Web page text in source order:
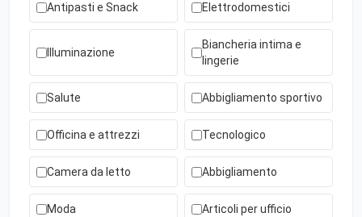
Antipasti e Snack Elettrodomestici
Illuminazione
Biancheria intima e
lingerie
Salute Abbigliamento sportivo
Officina e attrezzi Tecnologico
Camera da letto Abbigliamento
Moda Articoli per ufficio